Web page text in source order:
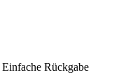
Einfache Rückgabe